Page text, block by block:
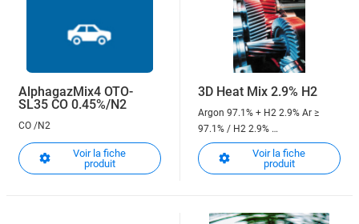
AlphagazMix4 OTO-
SL35 CO 0.45%/N2
CO /N2
Voir la fiche
produit
3D Heat Mix 2.9% H2
Argon 97.1% + H2 2.9% Ar ≥
97.1% / H2 2.9%
Pour la fabrication additive
Voir la fiche
produit